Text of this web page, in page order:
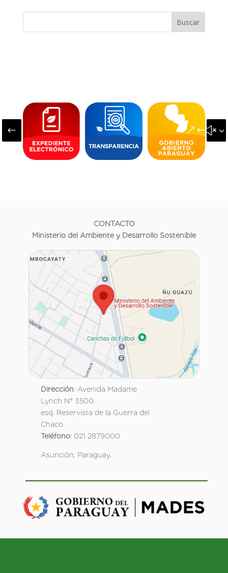
Buscar
#
CONTACTO
Ministerio del Ambiente y Desarrollo Sostenible
Dirección: Avenida Madame
Lynch N° 3500.
esq. Reservista de la Guerra del
Chaco.
Teléfono: 021 2879000
Asunción, Paraguay.